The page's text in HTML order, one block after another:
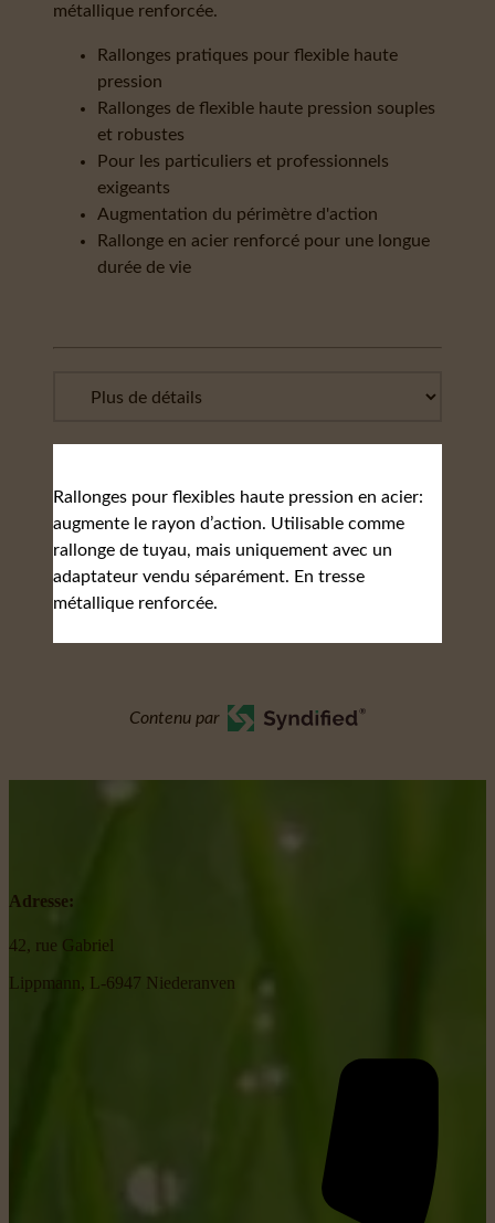
métallique renforcée.
Rallonges pratiques pour flexible haute
pression
Rallonges de flexible haute pression souples
et robustes
Pour les particuliers et professionnels
exigeants
Augmentation du périmètre d'action
Rallonge en acier renforcé pour une longue
durée de vie
Rallonges pour flexibles haute pression en acier:
augmente le rayon d’action. Utilisable comme
rallonge de tuyau, mais uniquement avec un
adaptateur vendu séparément. En tresse
métallique renforcée.
Contenu par
Adresse:
42, rue Gabriel
Lippmann, L-6947 Niederanven